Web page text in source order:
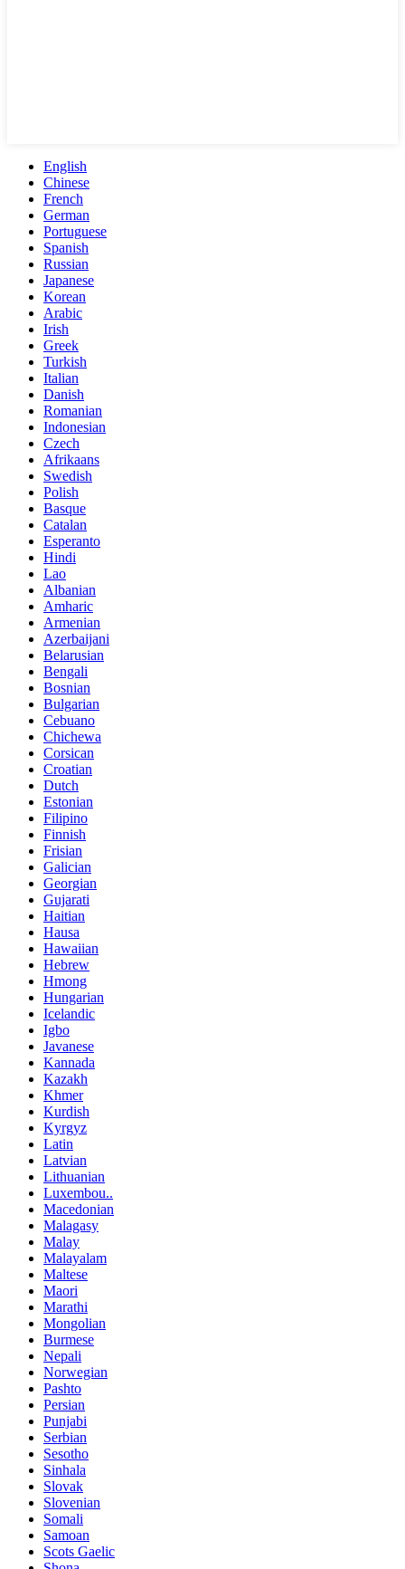
English
Chinese
French
German
Portuguese
Spanish
Russian
Japanese
Korean
Arabic
Irish
Greek
Turkish
Italian
Danish
Romanian
Indonesian
Czech
Afrikaans
Swedish
Polish
Basque
Catalan
Esperanto
Hindi
Lao
Albanian
Amharic
Armenian
Azerbaijani
Belarusian
Bengali
Bosnian
Bulgarian
Cebuano
Chichewa
Corsican
Croatian
Dutch
Estonian
Filipino
Finnish
Frisian
Galician
Georgian
Gujarati
Haitian
Hausa
Hawaiian
Hebrew
Hmong
Hungarian
Icelandic
Igbo
Javanese
Kannada
Kazakh
Khmer
Kurdish
Kyrgyz
Latin
Latvian
Lithuanian
Luxembou..
Macedonian
Malagasy
Malay
Malayalam
Maltese
Maori
Marathi
Mongolian
Burmese
Nepali
Norwegian
Pashto
Persian
Punjabi
Serbian
Sesotho
Sinhala
Slovak
Slovenian
Somali
Samoan
Scots Gaelic